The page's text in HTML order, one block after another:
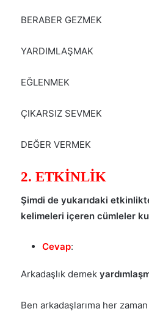
BERABER GEZMEK
YARDIMLAŞMAK
EĞLENMEK
ÇIKARSIZ SEVMEK
DEĞER VERMEK
2. ETKİNLİK
Şimdi de yukarıdaki
kelimeleri içeren cümleler
Cevap:
Arkadaşlık demek
Ben arkadaşlarıma her